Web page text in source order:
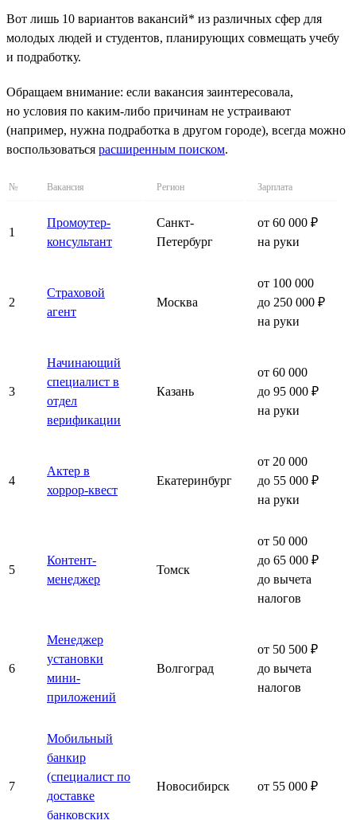
Вот лишь 10 вариантов вакансий* из различных сфер для
молодых людей и студентов, планирующих совмещать учебу
и подработку.
Обращаем внимание: если вакансия заинтересовала,
но условия по каким-либо причинам не устраивают
(например, нужна подработка в другом городе), всегда можно
воспользоваться расширенным поиском.
№ Вакансия Регион Зарплата
1
Промоутер-
консультант
Санкт-
Петербург
от 60 000 ₽
на руки
2
Страховой
агент
Москва
от 100 000
до 250 000 ₽
на руки
3
Начинающий
специалист в
отдел
верификации
Казань
от 60 000
до 95 000 ₽
на руки
4
Актер в
хоррор-квест
Екатеринбург
от 20 000
до 55 000 ₽
на руки
5
Контент-
менеджер
Томск
от 50 000
до 65 000 ₽
до вычета
налогов
6
Менеджер
установки
мини-
приложений
Волгоград
от 50 500 ₽
до вычета
налогов
7
Мобильный
банкир
(специалист по
доставке
банковских
Новосибирск от 55 000 ₽